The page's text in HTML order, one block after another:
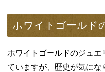
ホワイトゴールド
ホワイトゴールドのジュエ
ていますが、歴史が気にな